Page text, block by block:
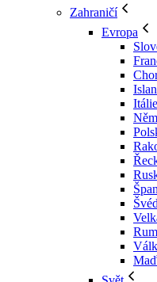
Zahraničí
Evropa
Itálie